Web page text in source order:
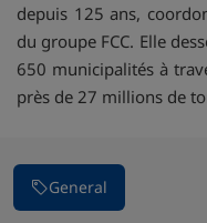
depuis 125 ans,
du groupe FCC. Elle
650 municipalités à
près de 27 millions de
General